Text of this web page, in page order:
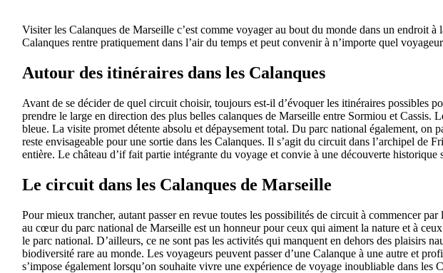
Visiter les Calanques de Marseille c’est comme voyager au bout du monde dans un endroit
Calanques rentre pratiquement dans l’air du temps et peut convenir à n’importe quel
Autour des itinéraires dans les Calanques
Avant de se décider de quel circuit choisir, toujours est-il d’évoquer les itinéraires possibles
prendre le large en direction des plus belles calanques de Marseille entre Sormiou et
bleue. La visite promet détente absolu et dépaysement total. Du parc national également,
reste envisageable pour une sortie dans les Calanques. Il s’agit du circuit dans l’archipel de
entière. Le château d’if fait partie intégrante du voyage et convie à une découverte
Le circuit dans les Calanques de Marseille
Pour mieux trancher, autant passer en revue toutes les possibilités de circuit à commencer
au cœur du parc national de Marseille est un honneur pour ceux qui aiment la nature et à
le parc national. D’ailleurs, ce ne sont pas les activités qui manquent en dehors des plaisirs
biodiversité rare au monde. Les voyageurs peuvent passer d’une Calanque à une autre et
s’impose également lorsqu’on souhaite vivre une expérience de voyage inoubliable dans les